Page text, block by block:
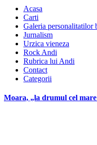
Acasa
Carti
Galeria personalitatilor
Jurnalism
Urzica vieneza
Rock Andi
Rubrica lui Andi
Contact
Categorii
Moara, „la drumul cel